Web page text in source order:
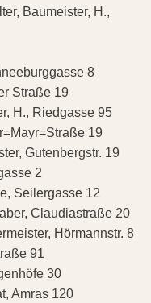
Baumeister, H.,
8
Straße 19
H., Riedgasse 95
19
Gutenbergstr. 19
2
Seilergasse 12
Claudiastraße 20
Hörmannstr. 8
91
30
Amras 120